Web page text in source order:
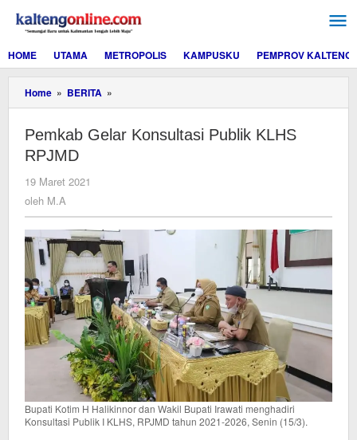
konten
HOME
UTAMA METROPOLIS KAMPUSKU PEMPROV KALTENG
Home » BERITA »
Gelar
Publik
Pemkab Gelar Konsultasi Publik KLHS
RPJMD
19 Maret 2021
oleh M.A
Bupati Kotim H Halikinnor dan Wakil Bupati Irawati menghadiri
Konsultasi Publik I KLHS, RPJMD tahun 2021-2026, Senin (15/3).